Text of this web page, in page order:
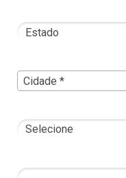
Cidade *
Cidade*